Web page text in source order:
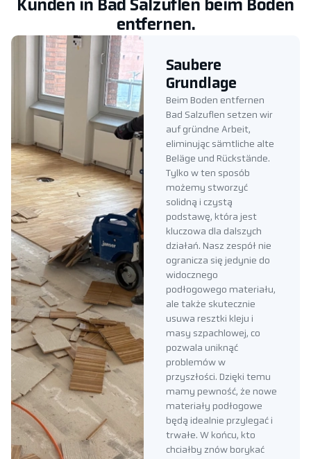
Kunden in Bad Salzuflen beim Boden
entfernen.
Saubere
Grundlage
Beim Boden entfernen
Bad Salzuflen setzen wir
auf gründne Arbeit,
eliminując sämtliche alte
Beläge und Rückstände.
Tylko w ten sposób
możemy stworzyć
solidną i czystą
podstawę, która jest
kluczowa dla dalszych
działań. Nasz zespół nie
ogranicza się jedynie do
widocznego
podłogowego materiału,
ale także skutecznie
usuwa resztki kleju i
masy szpachlowej, co
pozwala uniknąć
problemów w
przyszłości. Dzięki temu
mamy pewność, że nowe
materiały podłogowe
będą idealnie przylegać i
trwałe. W końcu, kto
chciałby znów borykać